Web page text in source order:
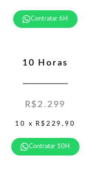
Contratar 6H
10 Horas
R$2.299
10 x R$229,90
Contratar 10H